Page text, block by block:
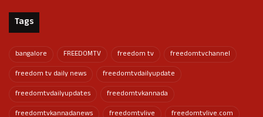
Tags
bangalore FREEDOMTV freedom tv
freedomtvchannel
freedom tv daily news
freedomtvdailyupdate
freedomtvdailyupdates
freedomtvkannada
freedomtvkannadanews
freedomtvlive
freedomtvlive.com